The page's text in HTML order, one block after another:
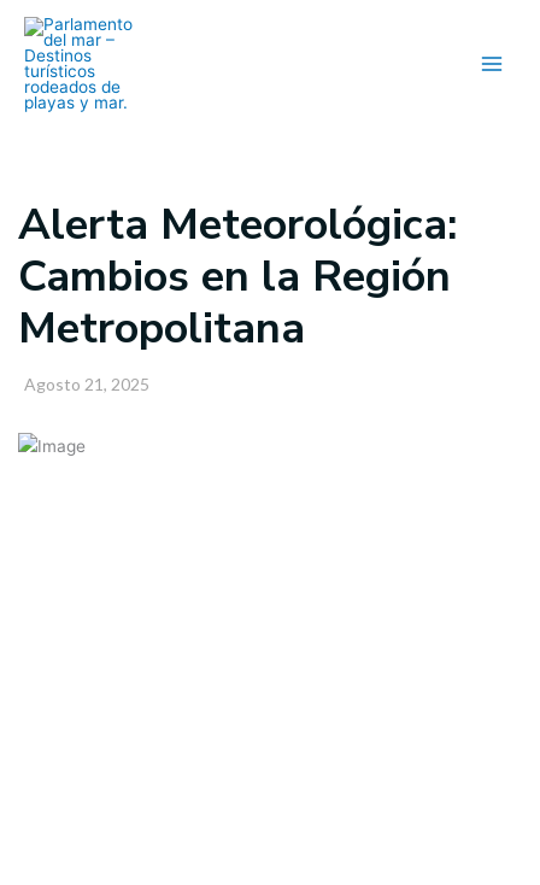
contenido
Alerta Meteorológica:
Cambios en la Región
Metropolitana
Agosto 21, 2025